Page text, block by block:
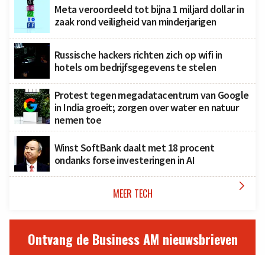
Meta veroordeeld tot bijna 1 miljard dollar in
zaak rond veiligheid van minderjarigen
Russische hackers richten zich op wifi in
hotels om bedrijfsgegevens te stelen
Protest tegen megadatacentrum van Google
in India groeit; zorgen over water en natuur
nemen toe
Winst SoftBank daalt met 18 procent
ondanks forse investeringen in AI
MEER TECH 
Ontvang de Business AM nieuwsbrieven